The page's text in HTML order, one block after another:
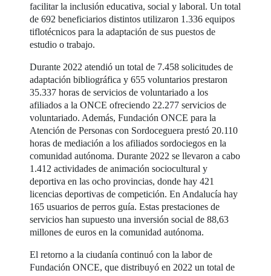
facilitar la inclusión educativa, social y laboral. Un total
de 692 beneficiarios distintos utilizaron 1.336 equipos
tiflotécnicos para la adaptación de sus puestos de
estudio o trabajo.
Durante 2022 atendió un total de 7.458 solicitudes de
adaptación bibliográfica y 655 voluntarios prestaron
35.337 horas de servicios de voluntariado a los
afiliados a la ONCE ofreciendo 22.277 servicios de
voluntariado. Además, Fundación ONCE para la
Atención de Personas con Sordoceguera prestó 20.110
horas de mediación a los afiliados sordociegos en la
comunidad autónoma. Durante 2022 se llevaron a cabo
1.412 actividades de animación sociocultural y
deportiva en las ocho provincias, donde hay 421
licencias deportivas de competición. En Andalucía hay
165 usuarios de perros guía. Estas prestaciones de
servicios han supuesto una inversión social de 88,63
millones de euros en la comunidad autónoma.
El retorno a la ciudanía continuó con la labor de
Fundación ONCE, que distribuyó en 2022 un total de